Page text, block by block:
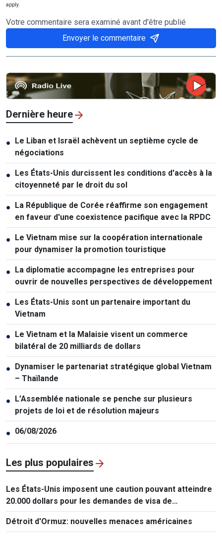
apply.
Votre commentaire sera examiné avant d'être publié
Envoyer le commentaire
Dernière heure
● Le Liban et Israël achèvent un septième cycle de
négociations
● Les États-Unis durcissent les conditions d'accès à la
citoyenneté par le droit du sol
● La République de Corée réaffirme son engagement
en faveur d'une coexistence pacifique avec la RPDC
● Le Vietnam mise sur la coopération internationale
pour dynamiser la promotion touristique
● La diplomatie accompagne les entreprises pour
ouvrir de nouvelles perspectives de développement
● Les États-Unis sont un partenaire important du
Vietnam
● Le Vietnam et la Malaisie visent un commerce
bilatéral de 20 milliards de dollars
● Dynamiser le partenariat stratégique global Vietnam
– Thaïlande
● L’Assemblée nationale se penche sur plusieurs
projets de loi et de résolution majeurs
● 06/08/2026
Les plus populaires
Les États-Unis imposent une caution pouvant atteindre
20.000 dollars pour les demandes de visa de
ressortissants de 50 pays
Détroit d'Ormuz: nouvelles menaces américaines